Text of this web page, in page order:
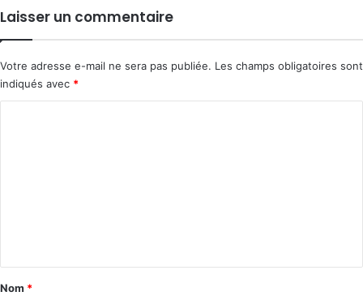
Laisser un commentaire
Votre adresse e-mail ne sera pas publiée. Les champs obligatoires sont
indiqués avec *
a
Nom *